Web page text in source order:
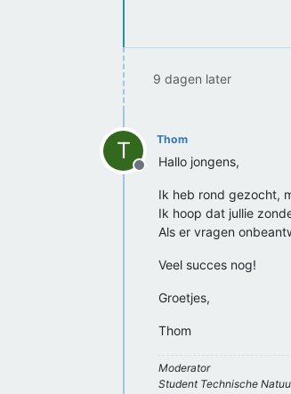
9 dagen later
T
Offline
Thom
Hallo jongens,
Ik heb rond gezocht,
Ik hoop dat jullie
Als er vragen
Veel succes nog!
Groetjes,
Thom
Moderator
Student Technische